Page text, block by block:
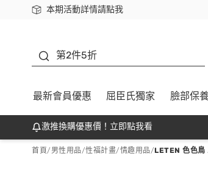
本期活動詳情請點我
下載app最高回饋$350
第2件5折
最新會員優惠 屈臣氏獨家 臉部保
激推換購優惠價！立即點我看
首頁/ 男性用品/性福計畫/情趣用品/LETEN 色色鳥